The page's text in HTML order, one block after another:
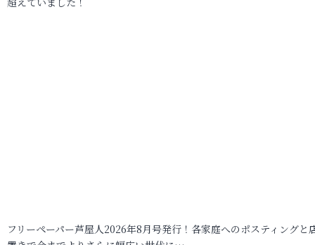
フリーペーパー芦屋人2026年8月号発行！各家庭へのポスティングと